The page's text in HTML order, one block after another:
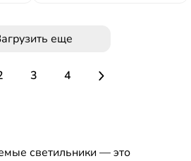
еще
3 4
светильники — это